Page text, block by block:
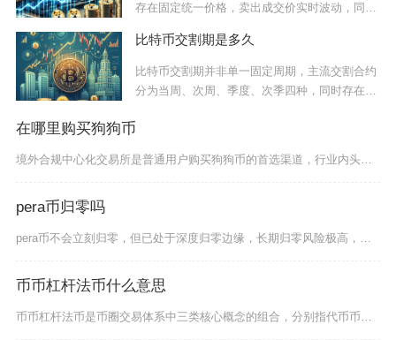
存在固定统一价格，卖出成交价实时波动，同时
比特币交割期是多久
比特币交割期并非单一固定周期，主流交割合约
分为当周、次周、季度、次季四种，同时存在月
在哪里购买狗狗币
境外合规中心化交易所是普通用户购买狗狗币的首选渠道，行业内头部平台均长期上线DOGE主流交
pera币归零吗
pera币不会立刻归零，但已处于深度归零边缘，长期归零风险极高，当前价格与流动性已无限趋近
币币杠杆法币什么意思
币币杠杆法币是币圈交易体系中三类核心概念的组合，分别指代币币交易、杠杆交易与法币交易，三者